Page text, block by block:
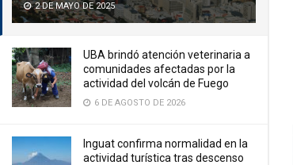
2 DE MAYO DE 2025
UBA brindó atención veterinaria a
comunidades afectadas por la
actividad del volcán de Fuego
6 DE AGOSTO DE 2026
Inguat confirma normalidad en la
actividad turística tras descenso